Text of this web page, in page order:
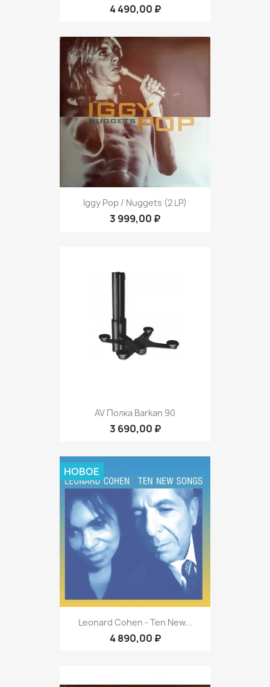
4 490,00 ₽
Iggy Pop ‎/ Nuggets (2 LP)
3 999,00 ₽
AV Полка Barkan 90
3 690,00 ₽
Leonard Cohen - Ten New...
4 890,00 ₽
НОВОЕ